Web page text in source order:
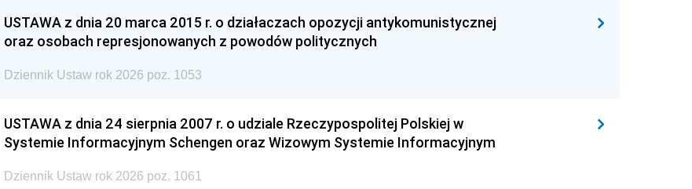
USTAWA z dnia 20 marca 2015 r. o działaczach opozycji antykomunistycznej
oraz osobach represjonowanych z powodów politycznych
Dziennik Ustaw rok 2026 poz. 1053
USTAWA z dnia 24 sierpnia 2007 r. o udziale Rzeczypospolitej Polskiej w
Systemie Informacyjnym Schengen oraz Wizowym Systemie Informacyjnym
Dziennik Ustaw rok 2026 poz. 1061